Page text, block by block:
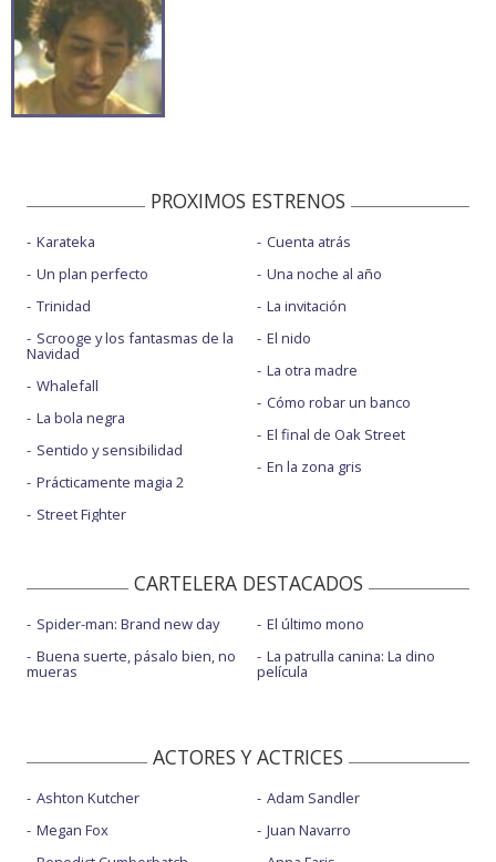
PROXIMOS ESTRENOS
Karateka
Un plan perfecto
Trinidad
Scrooge y los fantasmas de la
Navidad
Whalefall
La bola negra
Sentido y sensibilidad
Prácticamente magia 2
Street Fighter
Cuenta atrás
Una noche al año
La invitación
El nido
La otra madre
Cómo robar un banco
El final de Oak Street
En la zona gris
CARTELERA DESTACADOS
Spider-man: Brand new day
Buena suerte, pásalo bien, no
mueras
El último mono
La patrulla canina: La dino
película
ACTORES Y ACTRICES
Ashton Kutcher
Megan Fox
Adam Sandler
Juan Navarro